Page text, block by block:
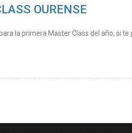
OURENSE
la primera Master Class del año, si